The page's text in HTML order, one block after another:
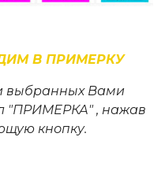
В ПРИМЕРКУ
выбранных Вами
"ПРИМЕРКА" , нажав
кнопку.